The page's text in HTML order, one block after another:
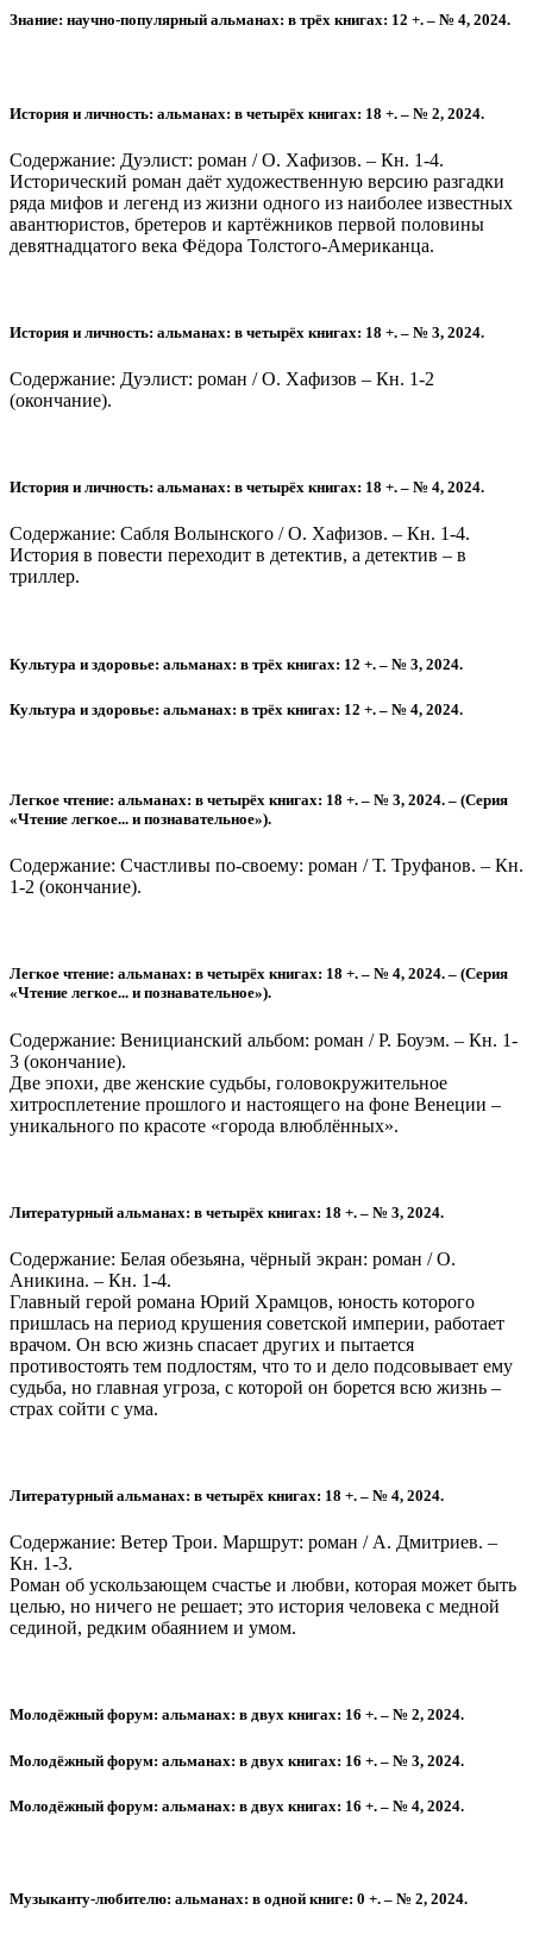
Знание: научно-популярный альманах: в трёх книгах: 12 +. – № 4, 2024.
История и личность: альманах: в четырёх книгах: 18 +. – № 2, 2024.
Содержание: Дуэлист: роман / О. Хафизов. – Кн. 1-4.
Исторический роман даёт художественную версию разгадки
ряда мифов и легенд из жизни одного из наиболее известных
авантюристов, бретеров и картёжников первой половины
девятнадцатого века Фёдора Толстого-Американца.
История и личность: альманах: в четырёх книгах: 18 +. – № 3, 2024.
Содержание: Дуэлист: роман / О. Хафизов – Кн. 1-2
(окончание).
История и личность: альманах: в четырёх книгах: 18 +. – № 4, 2024.
Содержание: Сабля Волынского / О. Хафизов. – Кн. 1-4.
История в повести переходит в детектив, а детектив – в
триллер.
Культура и здоровье: альманах: в трёх книгах: 12 +. – № 3, 2024.
Культура и здоровье: альманах: в трёх книгах: 12 +. – № 4, 2024.
Легкое чтение: альманах: в четырёх книгах: 18 +. – № 3, 2024. – (Серия
«Чтение легкое... и познавательное»).
Содержание: Счастливы по-своему: роман / Т. Труфанов. – Кн.
1-2 (окончание).
Легкое чтение: альманах: в четырёх книгах: 18 +. – № 4, 2024. – (Серия
«Чтение легкое... и познавательное»).
Содержание: Веницианский альбом: роман / Р. Боуэм. – Кн. 1-
3 (окончание).
Две эпохи, две женские судьбы, головокружительное
хитросплетение прошлого и настоящего на фоне Венеции –
уникального по красоте «города влюблённых».
Литературный альманах: в четырёх книгах: 18 +. – № 3, 2024.
Содержание: Белая обезьяна, чёрный экран: роман / О.
Аникина. – Кн. 1-4.
Главный герой романа Юрий Храмцов, юность которого
пришлась на период крушения советской империи, работает
врачом. Он всю жизнь спасает других и пытается
противостоять тем подлостям, что то и дело подсовывает ему
судьба, но главная угроза, с которой он борется всю жизнь –
страх сойти с ума.
Литературный альманах: в четырёх книгах: 18 +. – № 4, 2024.
Содержание: Ветер Трои. Маршрут: роман / А. Дмитриев. –
Кн. 1-3.
Роман об ускользающем счастье и любви, которая может быть
целью, но ничего не решает; это история человека с медной
сединой, редким обаянием и умом.
Молодёжный форум: альманах: в двух книгах: 16 +. – № 2, 2024.
Молодёжный форум: альманах: в двух книгах: 16 +. – № 3, 2024.
Молодёжный форум: альманах: в двух книгах: 16 +. – № 4, 2024.
Музыканту-любителю: альманах: в одной книге: 0 +. – № 2, 2024.